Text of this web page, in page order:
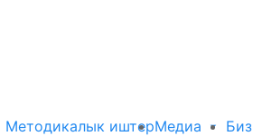
Методикалык иштерМедиа